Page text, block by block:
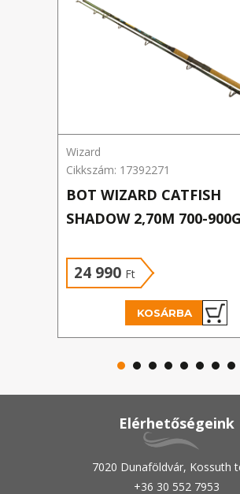
Wizard
Cikkszám: 17392271
BOT WIZARD CATFISH
SHADOW 2,70M 700-900G
24 990 Ft
KOSÁRBA
Elérhetőségeink
7020 Dunaföldvár, Kossuth
+36 30 552 7953